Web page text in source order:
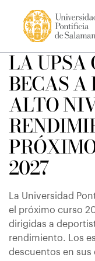
LA UPSA
BECAS A
ALTO
2027
La Universidad
el próximo curso
dirigidas a
rendimiento. Los
descuentos en sus